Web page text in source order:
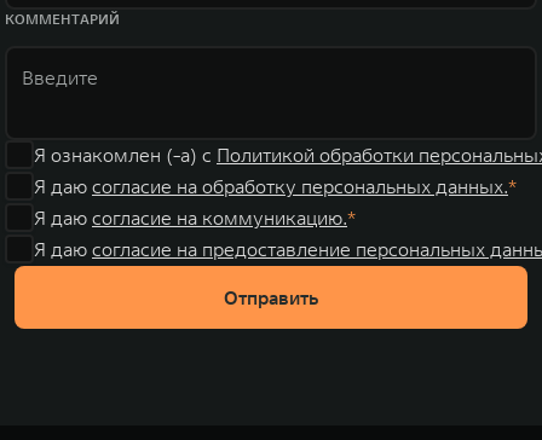
КОММЕНТАРИЙ
Я ознакомлен (-а) с Политикой обработки
Я даю согласие на обработку персональных данных.
Я даю согласие на коммуникацию.
Я даю согласие на предоставление персональных
Отправить